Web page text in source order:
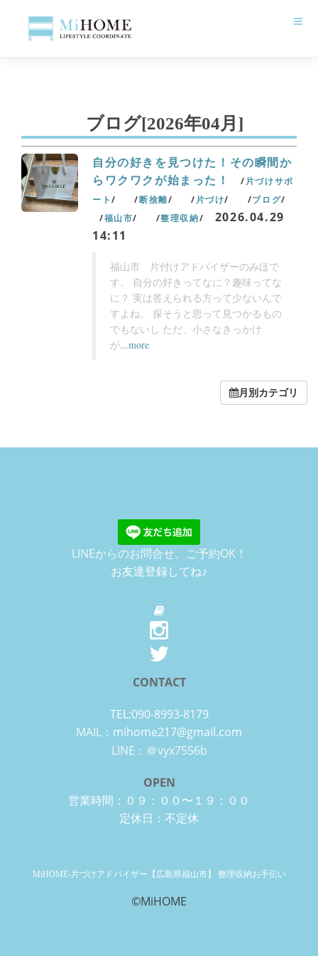
ブログ[2026年04月]
自分の好きを見つけた！その瞬間か
らワクワクが始まった！
片づけサポ
ート
断捨離 片づけ
ブログ
福山市
整理収納
2026.04.29
14:11
福山市 片付けアドバイザーのみほで
す。 自分の好きってなに？趣味ってな
に？ 実は答えられる方って少ないんで
すよね。 探そうと思って見つかるもの
でもないし ただ、小さなきっかけ
が...more
月別カテゴリ
LINEからのお問合せ、ご予約OK！
お友達登録してね♪
CONTACT
TEL:090-8993-8179
MAIL： mihome217@gmail.com
LINE：＠vyx7556b
OPEN
営業時間：０９：００〜１９：００
定休日：不定休
MiHOME-片づけアドバイザー【広島県福山市】 整理収納お手伝い
©MiHOME